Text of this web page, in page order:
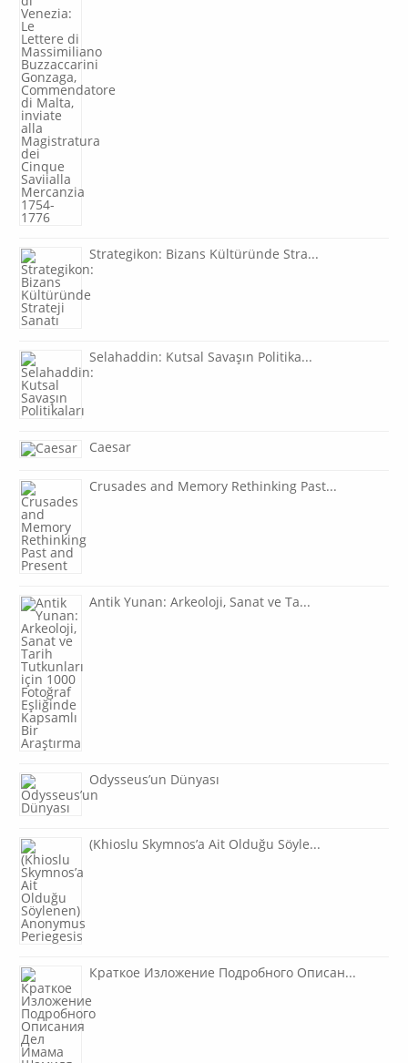
Strategikon: Bizans Kültüründe Stra...
Selahaddin: Kutsal Savaşın Politika...
Caesar
Crusades and Memory Rethinking Past...
Antik Yunan: Arkeoloji, Sanat ve Ta...
Odysseus’un Dünyası
(Khioslu Skymnos’a Ait Olduğu Söyle...
Краткое Изложение Подробного Описан...